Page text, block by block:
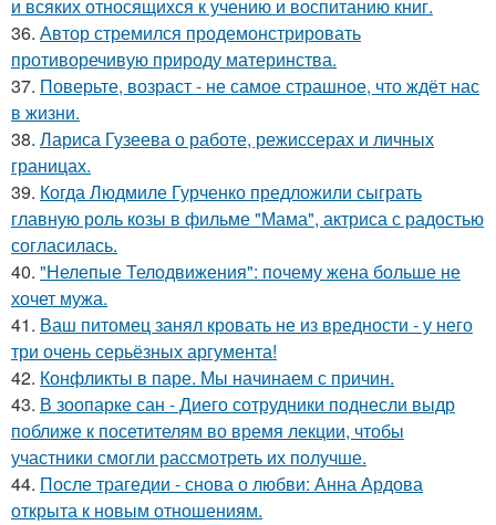
и всяких относящихся к учению и воспитанию книг.
36. Автор стремился продемонстрировать
противоречивую природу материнства.
37. Поверьте, возраст - не самое страшное, что ждёт нас
в жизни.
38. Лариса Гузеева о работе, режиссерах и личных
границах.
39. Когда Людмиле Гурченко предложили сыграть
главную роль козы в фильме "Мама", актриса с радостью
согласилась.
40. "Нелепые Телодвижения": почему жена больше не
хочет мужа.
41. Ваш питомец занял кровать не из вредности - у него
три очень серьёзных аргумента!
42. Конфликты в паре. Мы начинаем с причин.
43. В зоопарке сан - Диего сотрудники поднесли выдр
поближе к посетителям во время лекции, чтобы
участники смогли рассмотреть их получше.
44. После трагедии - снова о любви: Анна Ардова
открыта к новым отношениям.